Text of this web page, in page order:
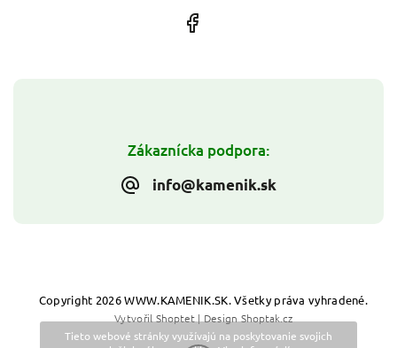
Tieto webové stránky využívajú na poskytovanie svojich
Zákaznícka podpora:
info@kamenik.sk
Copyright 2026WWW.KAMENIK.SK. Všetky práva vyhradené.
Vytvořil Shoptet| Design Shoptak.cz